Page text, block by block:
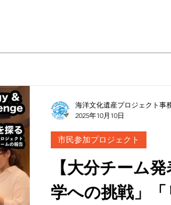
【大分チーム
学への挑戦」
市民参加プロジェクト
海洋文化遺産プロジェクト事
2025年10月10日